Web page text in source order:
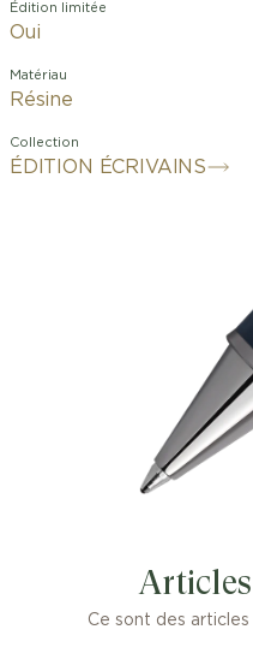
Édition limitée
Oui
Matériau
Résine
Collection
ÉDITION ÉCRIVAINS
Ce sont des